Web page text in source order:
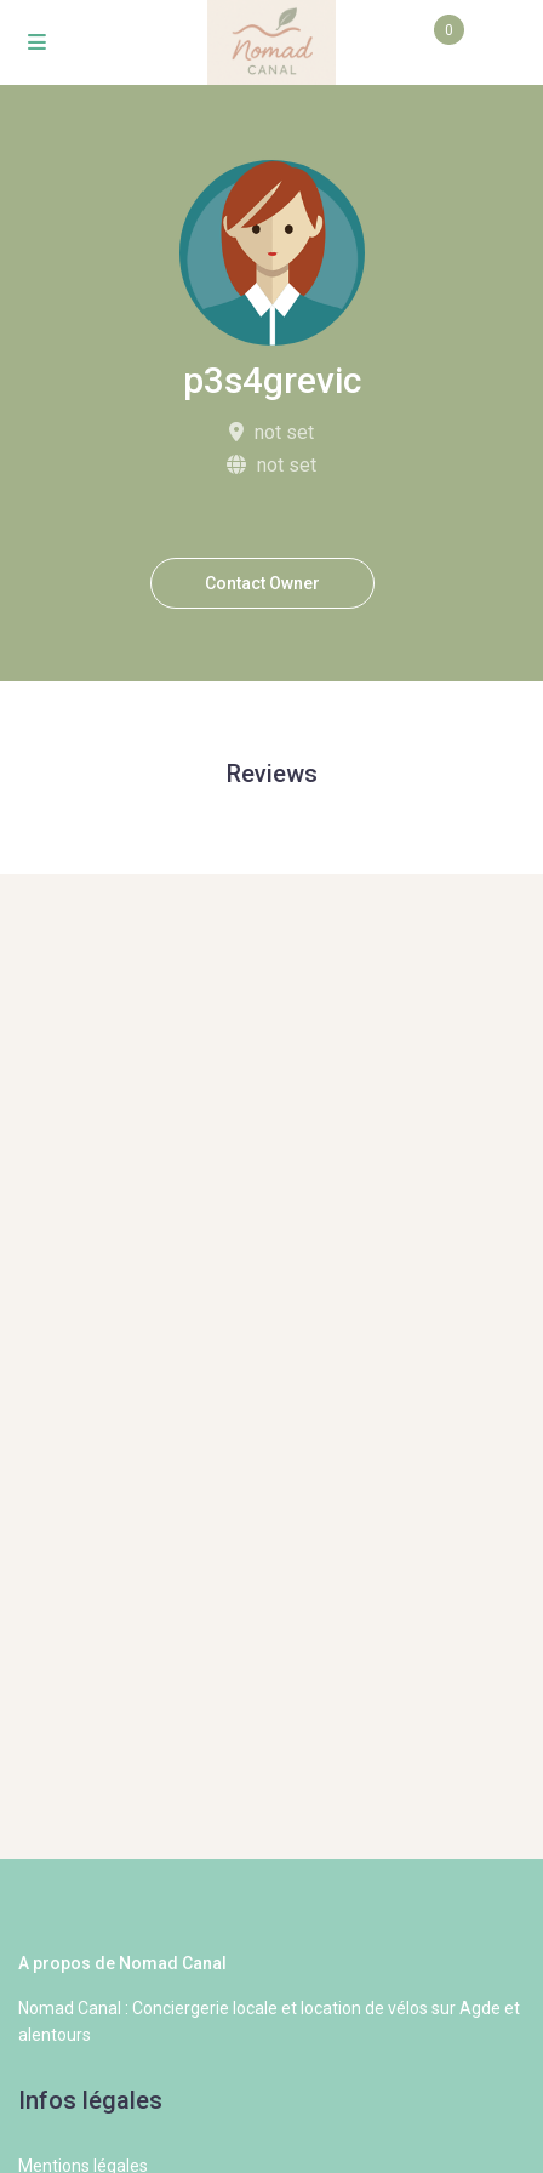
0
p3s4grevic
not set
not set
Contact Owner
Reviews
A propos de Nomad Canal
Nomad Canal : Conciergerie locale et location de vélos sur Agde et
alentours
Infos légales
Mentions légales